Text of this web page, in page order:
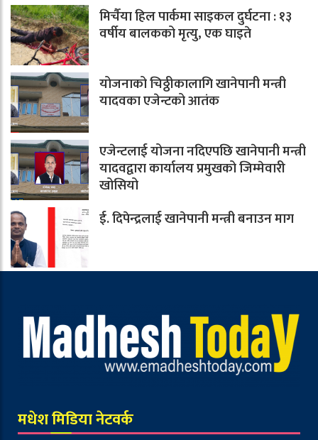
मिर्चैया हिल पार्कमा साइकल दुर्घटना : १३
वर्षीय बालकको मृत्यु, एक घाइते
योजनाको चिठ्ठीकालागि खानेपानी मन्त्री
यादवका एजेन्टको आतंक
एजेन्टलाई योजना नदिएपछि खानेपानी मन्त्री
यादवद्वारा कार्यालय प्रमुखको जिम्मेवारी
खोसियो
ई. दिपेन्द्रलाई खानेपानी मन्त्री बनाउन माग
मधेश मिडिया नेटवर्क